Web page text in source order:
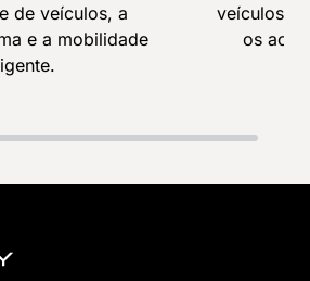
de veículos, a
e a mobilidade
veículos
os ao